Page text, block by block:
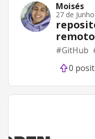
Moisés
27 de Junho
#GitHub
0